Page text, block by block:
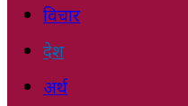
विचार
देश
अर्थ